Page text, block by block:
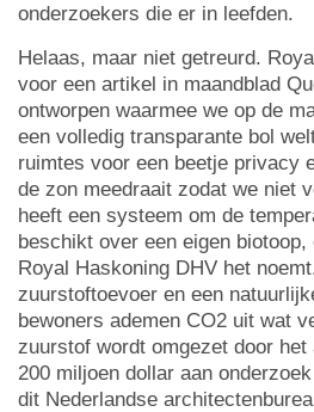
onderzoekers die er in leefden.
Helaas, maar niet getreurd.
voor een artikel in maandblad
ontworpen waarmee we op de
een volledig transparante bol
ruimtes voor een beetje privacy
de zon meedraait zodat we niet
heeft een systeem om de
beschikt over een eigen
Royal Haskoning DHV het
zuurstoftoevoer en een
bewoners ademen CO2 uit wat
zuurstof wordt omgezet door het
200 miljoen dollar aan
dit Nederlandse